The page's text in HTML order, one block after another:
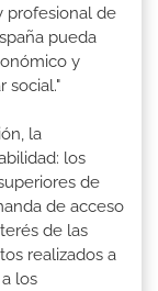
profesional de
pueda
y
social."
la
los
de
de acceso
de las
realizados a
los